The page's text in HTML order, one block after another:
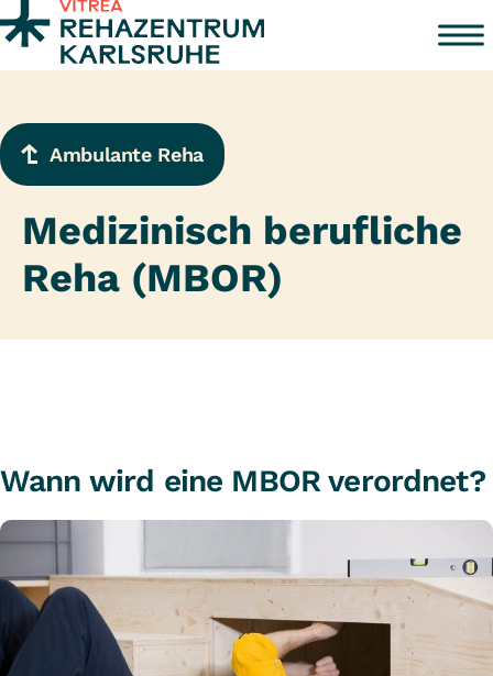
Zum Inhalt springen
Ambulante Reha
Medizinisch berufliche
Reha (MBOR)
Wann wird eine MBOR verordnet?